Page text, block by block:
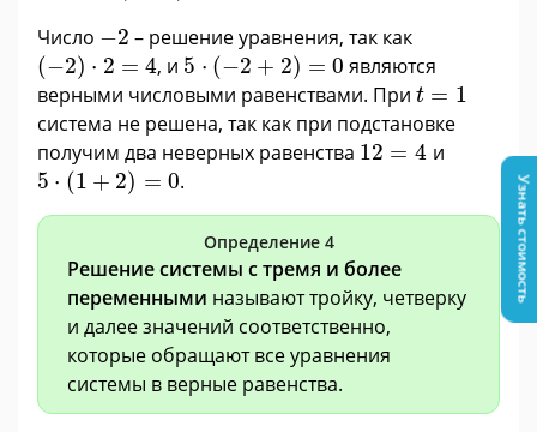
Число −2
2 – решение уравнения, так как
(−2) ⋅ 2 = 4
(−2)·2 =4 , и 5 ⋅ (−2 + 2) = 0
5·(−2+2)=0
являются
верными числовыми равенствами. При t = 1
t =1
система не решена, так как при подстановке
получим два неверных равенства 12 = 4
12=4
и
5 ⋅ (1 + 2) = 0
5·(1+ 2)=0 .
Определение 4
Решение системы с тремя и более
переменными называют тройку, четверку
и далее значений соответственно,
которые обращают все уравнения
системы в верные равенства.
Узнать стоимость